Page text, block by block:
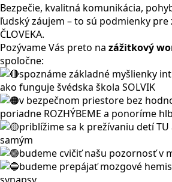
Bezpečie, kvalitná komunikácia,
ľudský záujem – to sú podmienky pre
ČLOVEKA.
Pozývame Vás preto na zážitkový
spoločne:
spoznáme základné myšlienky
ako funguje švédska škola SOLVIK
v bezpečnom priestore bez
poriadne ROZHÝBEME a ponoríme
priblížime sa k prežívaniu detí TU
samým
budeme cvičiť našu pozornosť v
budeme prepájať mozgové
synapsy